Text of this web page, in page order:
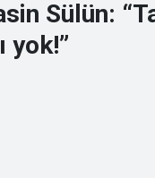
Sülün:
yok!”